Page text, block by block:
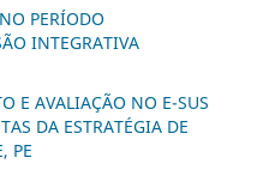
PERÍODO
INTEGRATIVA
E AVALIAÇÃO NO E-SUS
DA ESTRATÉGIA DE
PE